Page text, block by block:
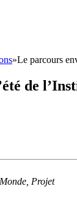
»Le parcours
de
Projet